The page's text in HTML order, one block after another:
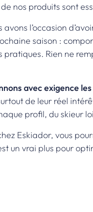
nos produits sont
l’occasion
saison :
pratiques. Rien ne
avec exigence
de leur réel
profil, du skieur
Eskiador, vous
un vrai plus pour